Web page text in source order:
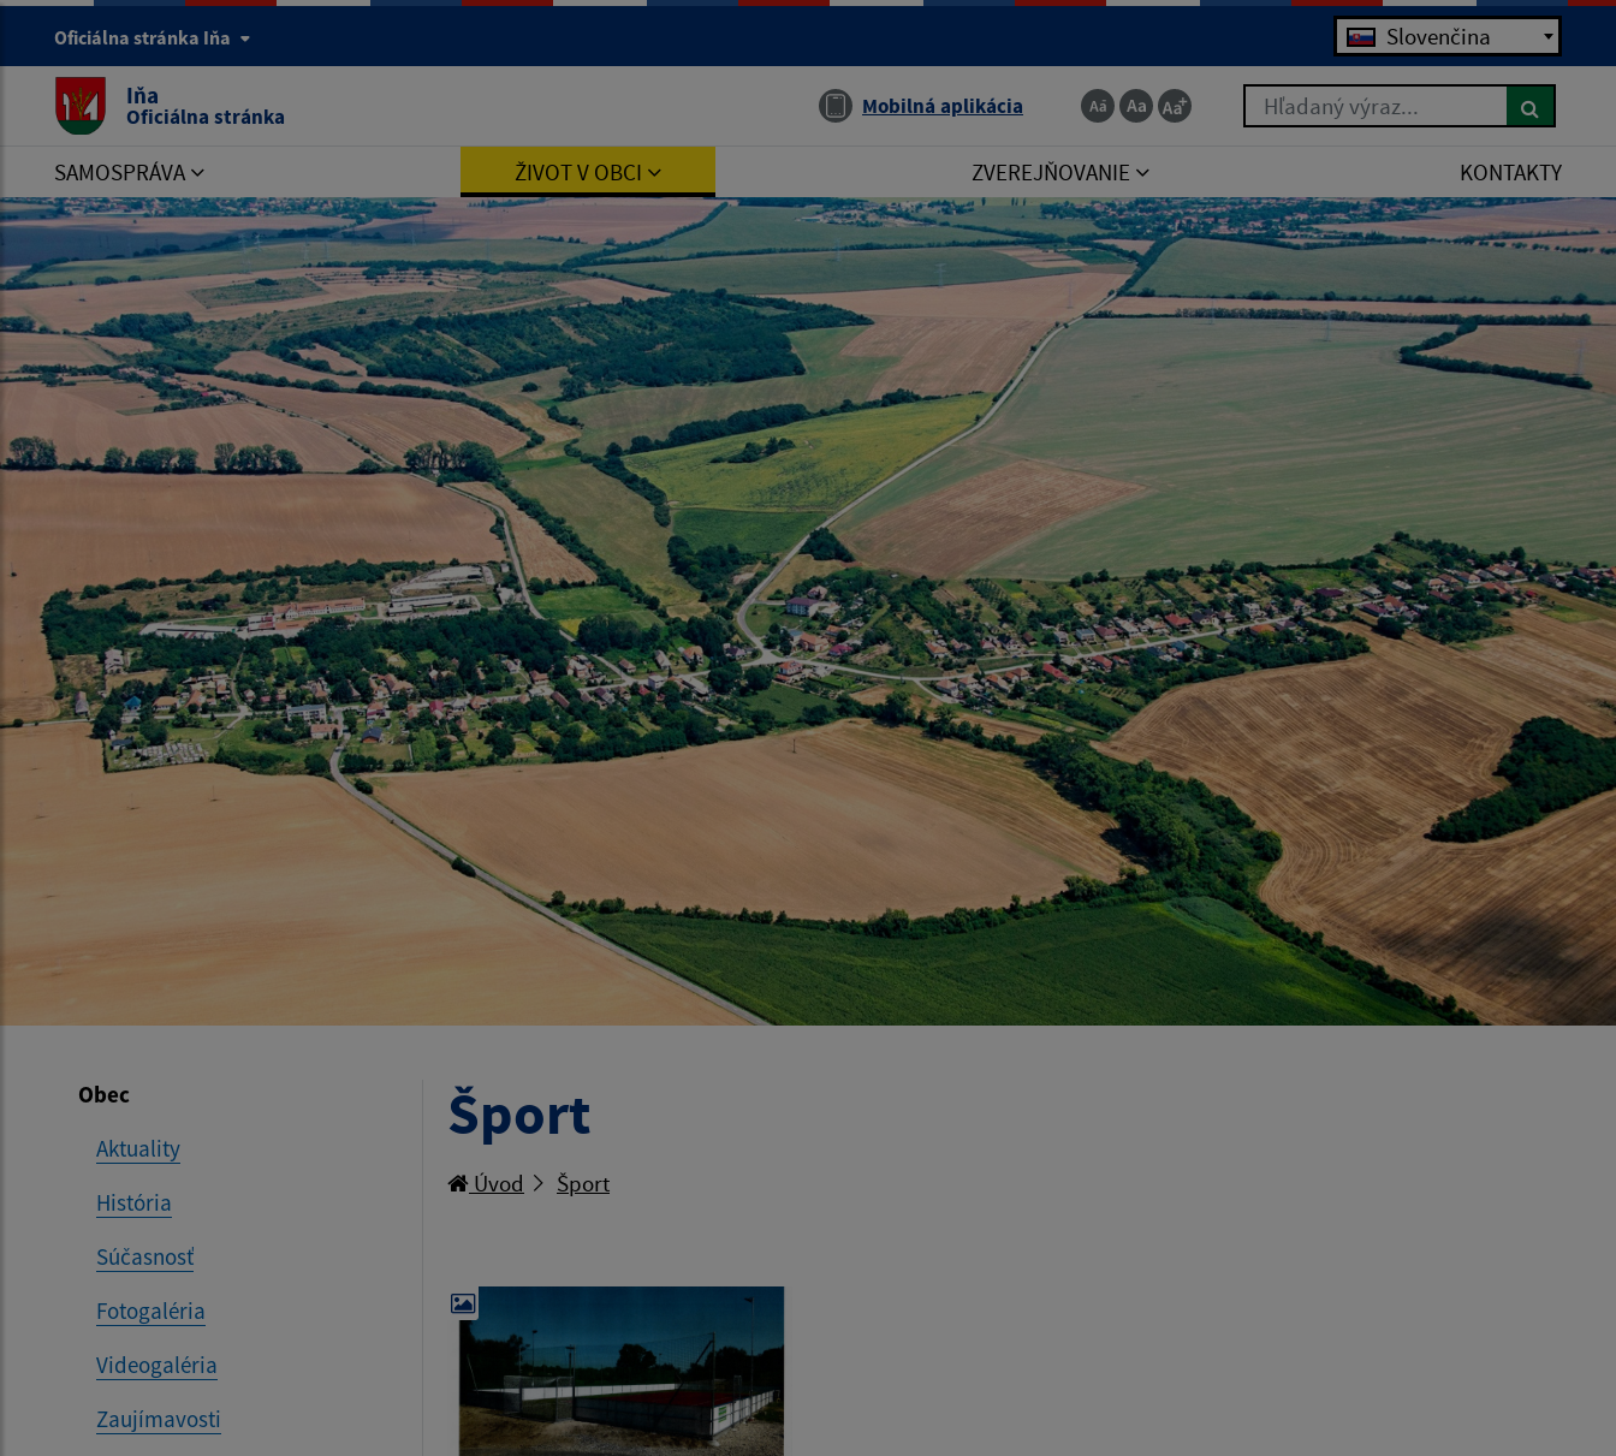
Oficiálna stránka Iňa Slovenčina
Iňa
Oficiálna stránka Mobilná aplikácia Hľadaný výraz...
SAMOSPRÁVA ŽIVOT V OBCI ZVEREJŇOVANIE KONTAKTY
Obec
Aktuality
História
Súčasnosť
Fotogaléria
Videogaléria
Zaujímavosti
Šport
Úvod Šport